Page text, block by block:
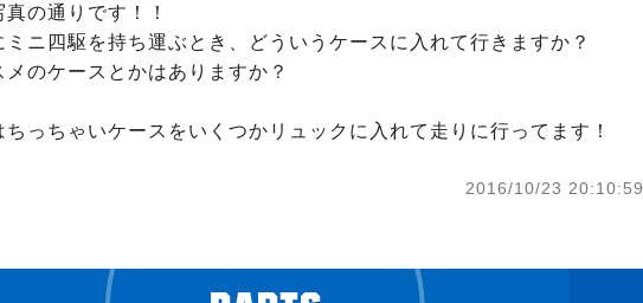
の通りです！！
ミニ四駆を持ち運ぶとき、どういうケースに入れて行きますか？
のケースとかはありますか？
っちゃいケースをいくつかリュックに入れて走りに行ってます！
2016/10/23 20:10:59